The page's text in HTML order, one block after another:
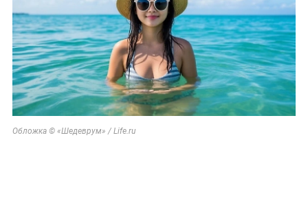
Обложка © «Шедеврум» / Life.ru